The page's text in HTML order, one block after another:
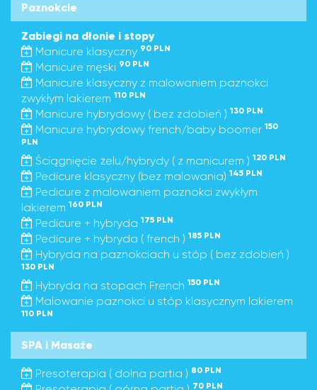
Paznokcie
Zabiegi na dłonie i stopy
Manicure klasyczny 90 PLN
Manicure męski 90 PLN
Manicure klasyczny z malowaniem paznokci
zwykłym lakierem 110 PLN
Manicure hybrydowy ( bez zdobień ) 130 PLN
Manicure hybrydowy french/baby boomer 150
PLN
Ściągnięcie żelu/hybrydy ( z manicurem ) 120 PLN
Pedicure klasyczny (bez malowania) 145 PLN
Pedicure z malowaniem paznokci zwykłym
lakierem 160 PLN
Pedicure + hybryda 175 PLN
Pedicure + hybryda ( french ) 185 PLN
Hybryda na paznokciach u stóp ( bez zdobień )
130 PLN
Hybryda na stopach French 150 PLN
Malowanie paznokci u stóp klasycznym lakierem
110 PLN
SPA i Masaże
Presoterapia ( dolna partia ) 80 PLN
70 PLN